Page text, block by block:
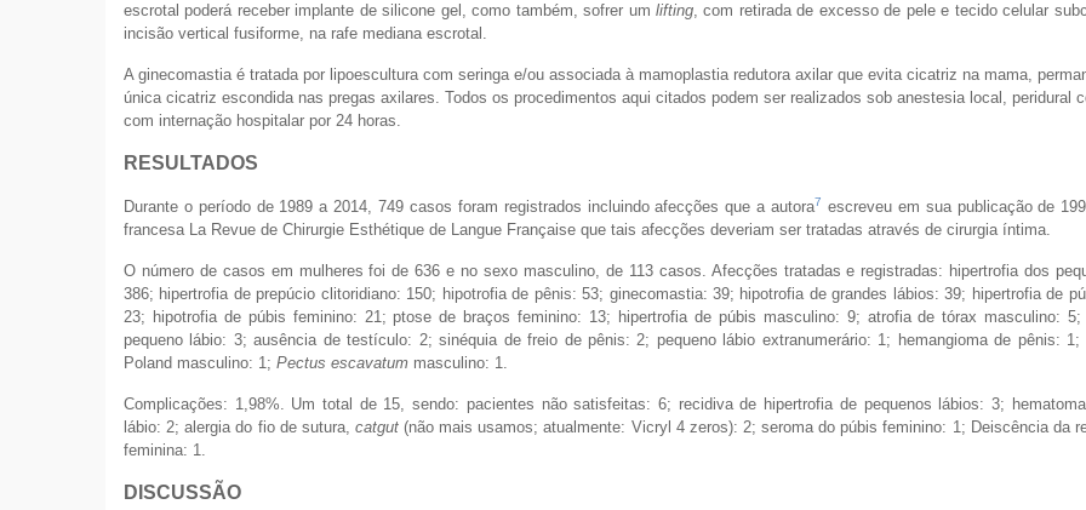
escrotal poderá receber implante de silicone gel, como também, sofrer um lifting, com retirada de excesso de pele e tecido celular
incisão vertical fusiforme, na rafe mediana escrotal.
A ginecomastia é tratada por lipoescultura com seringa e/ou associada à mamoplastia redutora axilar que evita cicatriz na mama,
única cicatriz escondida nas pregas axilares. Todos os procedimentos aqui citados podem ser realizados sob anestesia local, peridural
com internação hospitalar por 24 horas.
RESULTADOS
Durante o período de 1989 a 2014, 749 casos foram registrados incluindo afecções que a autora7 escreveu em sua publicação de
francesa La Revue de Chirurgie Esthétique de Langue Française que tais afecções deveriam ser tratadas através de cirurgia íntima.
O número de casos em mulheres foi de 636 e no sexo masculino, de 113 casos. Afecções tratadas e registradas: hipertrofia dos
386; hipertrofia de prepúcio clitoridiano: 150; hipotrofia de pênis: 53; ginecomastia: 39; hipotrofia de grandes lábios: 39; hipertrofia de
23; hipotrofia de púbis feminino: 21; ptose de braços feminino: 13; hipertrofia de púbis masculino: 9; atrofia de tórax masculino: 5;
pequeno lábio: 3; ausência de testículo: 2; sinéquia de freio de pênis: 2; pequeno lábio extranumerário: 1; hemangioma de pênis: 1;
Poland masculino: 1; Pectus escavatum masculino: 1.
Complicações: 1,98%. Um total de 15, sendo: pacientes não satisfeitas: 6; recidiva de hipertrofia de pequenos lábios: 3;
lábio: 2; alergia do fio de sutura, catgut(não mais usamos; atualmente: Vicryl 4 zeros): 2; seroma do púbis feminino: 1; Deiscência da
feminina: 1.
DISCUSSÃO